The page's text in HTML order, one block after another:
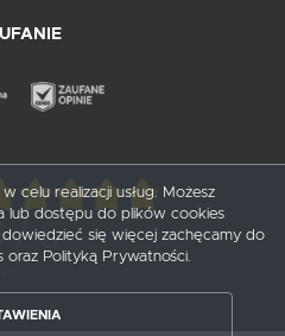
/ 5
celu realizacji usług. Możesz
lub dostępu do plików cookies
się więcej zachęcamy do
oraz Polityką Prywatności.
WYBRANE